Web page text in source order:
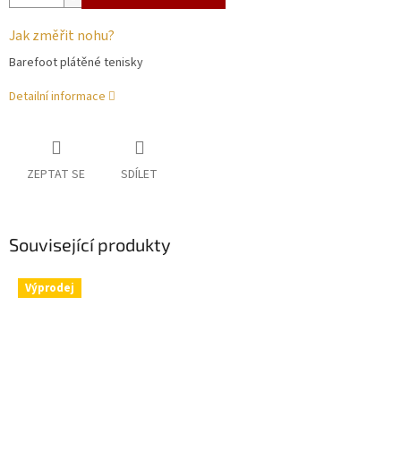
Jak změřit nohu?
Barefoot plátěné tenisky
Detailní informace
ZEPTAT SE SDÍLET
Související produkty
Výprodej